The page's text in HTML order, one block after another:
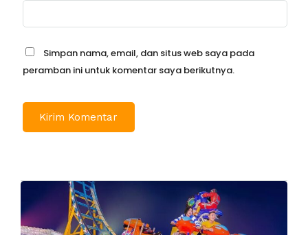
Simpan nama, email, dan situs web saya pada
peramban ini untuk komentar saya berikutnya.